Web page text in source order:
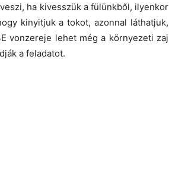
ha kivesszük a fülünkből, ilyenkor
kinyitjuk a tokot, azonnal láthatjuk,
vonzereje lehet még a környezeti zaj
a feladatot.